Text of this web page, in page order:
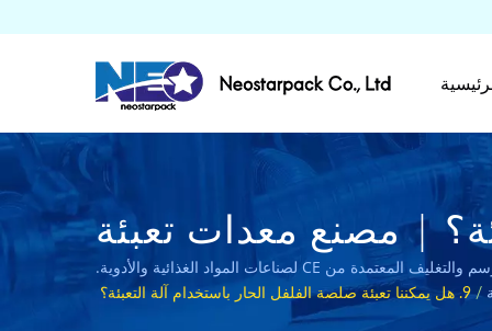
| مصنع معدات تعبئة
/ 9. هل يمكننا تعبئة صلصة الفلفل الحار باستخدام آلة التعبئة؟